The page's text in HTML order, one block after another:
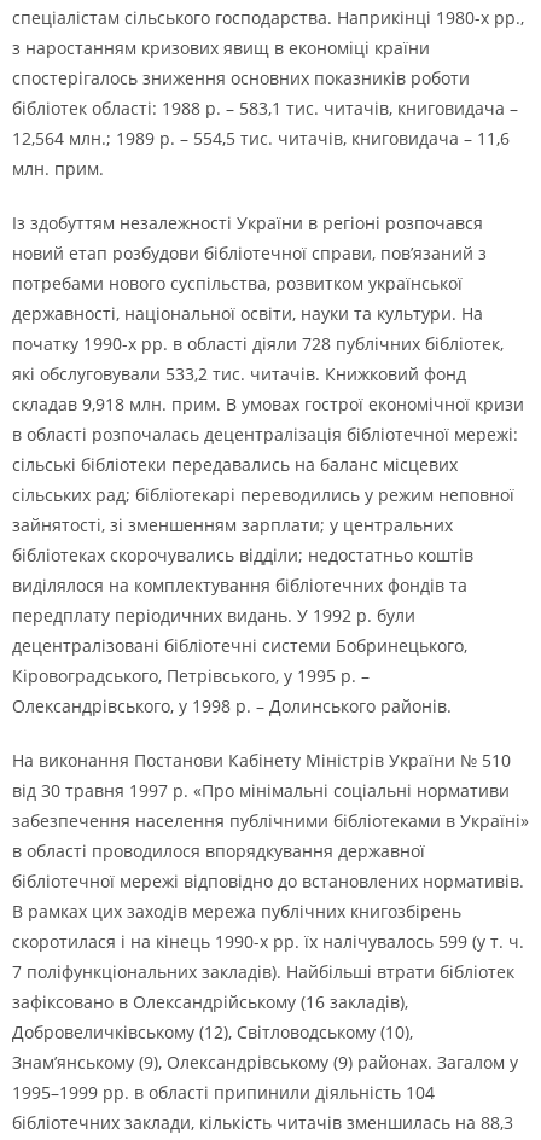
спеціалістам сільського господарства. Наприкінці 1980-х рр.,
з наростанням кризових явищ в економіці країни
спостерігалось зниження основних показників роботи
бібліотек області: 1988 р. – 583,1 тис. читачів, книговидача –
12,564 млн.; 1989 р. – 554,5 тис. читачів, книговидача – 11,6
млн. прим.
Із здобуттям незалежності України в регіоні розпочався
новий етап розбудови бібліотечної справи, пов’язаний з
потребами нового суспільства, розвитком української
державності, національної освіти, науки та культури. На
початку 1990-х рр. в області діяли 728 публічних бібліотек,
які обслуговували 533,2 тис. читачів. Книжковий фонд
складав 9,918 млн. прим. В умовах гострої економічної кризи
в області розпочалась децентралізація бібліотечної мережі:
сільські бібліотеки передавались на баланс місцевих
сільських рад; бібліотекарі переводились у режим неповної
зайнятості, зі зменшенням зарплати; у центральних
бібліотеках скорочувались відділи; недостатньо коштів
виділялося на комплектування бібліотечних фондів та
передплату періодичних видань. У 1992 р. були
децентралізовані бібліотечні системи Бобринецького,
Кіровоградського, Петрівського, у 1995 р. –
Олександрівського, у 1998 р. – Долинського районів.
На виконання Постанови Кабінету Міністрів України № 510
від 30 травня 1997 р. «Про мінімальні соціальні нормативи
забезпечення населення публічними бібліотеками в Україні»
в області проводилося впорядкування державної
бібліотечної мережі відповідно до встановлених нормативів.
В рамках цих заходів мережа публічних книгозбірень
скоротилася і на кінець 1990-х рр. їх налічувалось 599 (у т. ч.
7 поліфункціональних закладів). Найбільші втрати бібліотек
зафіксовано в Олександрійському (16 закладів),
Добровеличківському (12), Світловодському (10),
Знам’янському (9), Олександрівському (9) районах. Загалом у
1995–1999 рр. в області припинили діяльність 104
бібліотечних заклади, кількість читачів зменшилась на 88,3